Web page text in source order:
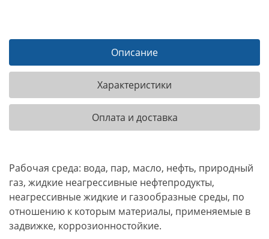
Описание
Характеристики
Оплата и доставка
Рабочая среда: вода, пар, масло, нефть, природный
газ, жидкие неагрессивные нефтепродукты,
неагрессивные жидкие и газообразные среды, по
отношению к которым материалы, применяемые в
задвижке, коррозионностойкие.